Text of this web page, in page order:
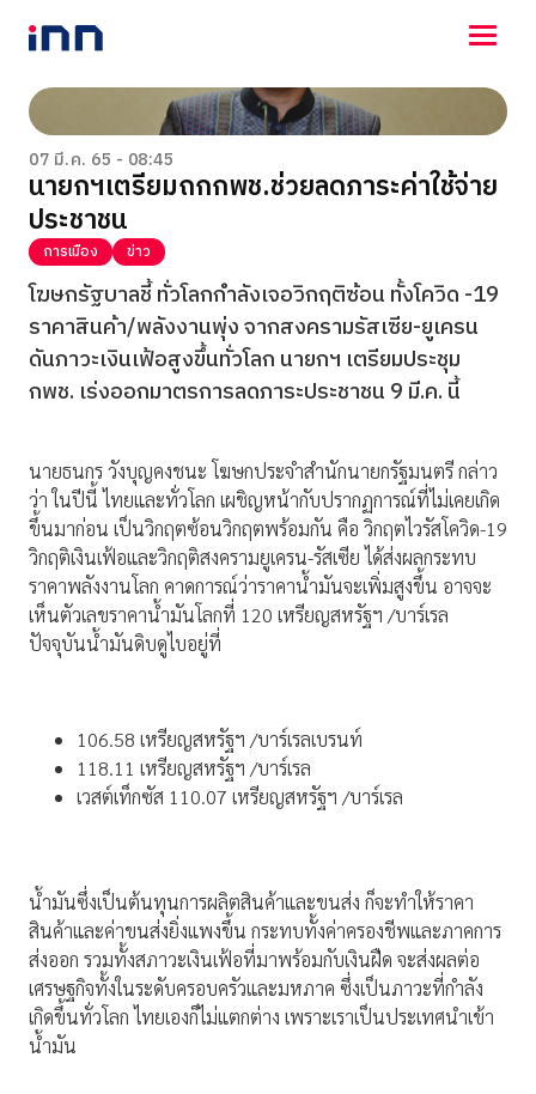
NEWS
ENTERTAINMENT
LIFESTYLE
HOROSCOPE
LOTTERY
VIDEO
ร่วมด้วยช่วยกัน
07 มี.ค. 65 - 08:45
นายกฯเตรียมถกกพช.ช่วยลดภาระค่าใช้จ่าย
ประชาชน
การเมือง ข่าว
โฆษกรัฐบาลชี้ ทั่วโลกกำลังเจอวิกฤติซ้อน ทั้งโควิด -19
ราคาสินค้า/พลังงานพุ่ง จากสงครามรัสเซีย-ยูเครน
ดันภาวะเงินเฟ้อสูงขึ้นทั่วโลก นายกฯ เตรียมประชุม
กพช. เร่งออกมาตรการลดภาระประชาชน 9 มี.ค. นี้
นายธนกร วังบุญคงชนะ โฆษกประจำสำนักนายกรัฐมนตรี กล่าว
ว่า ในปีนี้ ไทยและทั่วโลก เผชิญหน้ากับปรากฏการณ์ที่ไม่เคยเกิด
ขึ้นมาก่อน เป็นวิกฤตซ้อนวิกฤตพร้อมกัน คือ วิกฤตไวรัสโควิด-19
วิกฤติเงินเฟ้อและวิกฤติสงครามยูเครน-รัสเซีย ได้ส่งผลกระทบ
ราคาพลังงานโลก คาดการณ์ว่าราคาน้ำมันจะเพิ่มสูงขึ้น อาจจะ
เห็นตัวเลขราคาน้ำมันโลกที่ 120 เหรียญสหรัฐฯ /บาร์เรล
ปัจจุบันน้ำมันดิบดูไบอยู่ที่
106.58 เหรียญสหรัฐฯ /บาร์เรลเบรนท์
118.11 เหรียญสหรัฐฯ /บาร์เรล
เวสต์เท็กซัส 110.07 เหรียญสหรัฐฯ /บาร์เรล
น้ำมันซึ่งเป็นต้นทุนการผลิตสินค้าและขนส่ง ก็จะทำให้ราคา
สินค้าและค่าขนส่งยิ่งแพงขึ้น กระทบทั้งค่าครองชีพและภาคการ
ส่งออก รวมทั้งสภาวะเงินเฟ้อที่มาพร้อมกับเงินฝืด จะส่งผลต่อ
เศรษฐกิจทั้งในระดับครอบครัวและมหภาค ซึ่งเป็นภาวะที่กำลัง
เกิดขึ้นทั่วโลก ไทยเองก็ไม่แตกต่าง เพราะเราเป็นประเทศนำเข้า
น้ำมัน